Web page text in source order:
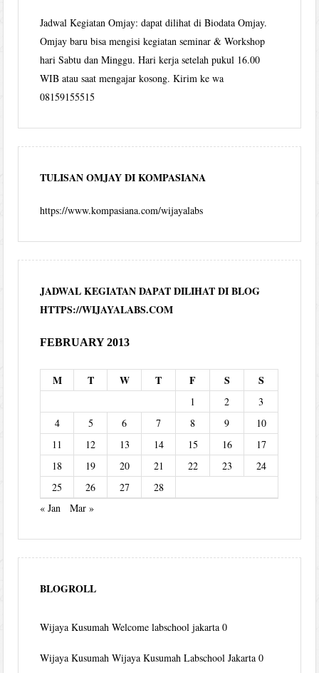
Jadwal Kegiatan Omjay: dapat dilihat di Biodata Omjay.
Omjay baru bisa mengisi kegiatan seminar & Workshop
hari Sabtu dan Minggu. Hari kerja setelah pukul 16.00
WIB atau saat mengajar kosong. Kirim ke wa
08159155515
TULISAN OMJAY DI KOMPASIANA
https://www.kompasiana.com/wijayalabs
JADWAL KEGIATAN DAPAT DILIHAT DI BLOG
HTTPS://WIJAYALABS.COM
FEBRUARY 2013
M T W T F S S
1 2
3
4
5 6 7 8 9
10
11
12 13 14 15 16
17
18
19 20 21 22 23
24
25
26 27
28
« Jan
Mar »
BLOGROLL
Wijaya Kusumah Welcome labschool jakarta 0
Wijaya Kusumah Wijaya Kusumah Labschool Jakarta 0